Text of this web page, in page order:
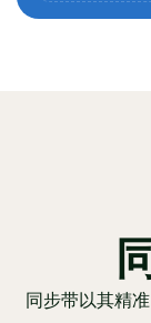
同步带以其精